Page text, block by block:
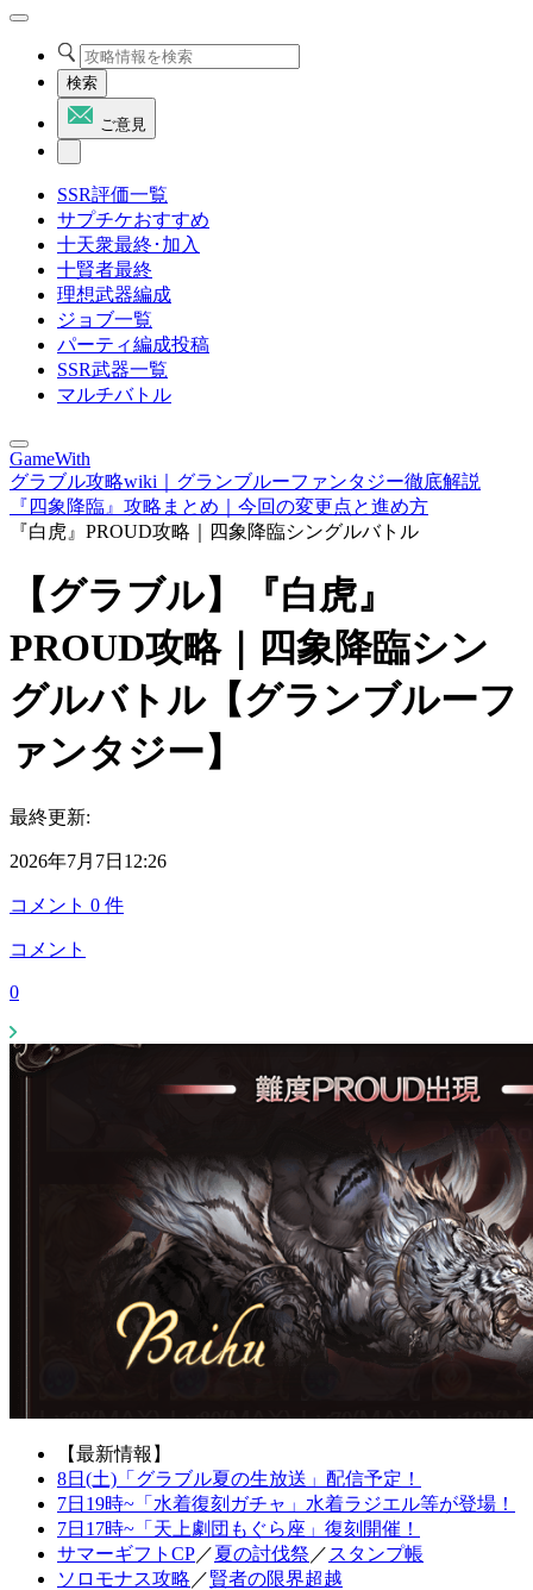
検索
ご意見
SSR評価一覧
サプチケおすすめ
十天衆最終･加入
十賢者最終
理想武器編成
ジョブ一覧
パーティ編成投稿
SSR武器一覧
マルチバトル
GameWith
グラブル攻略wiki｜グランブルーファンタジー徹底解説
『四象降臨』攻略まとめ｜今回の変更点と進め方
『白虎』PROUD攻略｜四象降臨シングルバトル
【グラブル】『白虎』
PROUD攻略｜四象降臨シン
グルバトル【グランブルーフ
ァンタジー】
最終更新:
2026年7月7日12:26
コメント 0 件
コメント
0
【最新情報】
8日(土)「グラブル夏の生放送」配信予定！
7日19時~「水着復刻ガチャ」水着ラジエル等が登場！
7日17時~「天上劇団もぐら座」復刻開催！
サマーギフトCP／夏の討伐祭 ／ スタンプ帳
ソロモナス攻略 ／賢者の限界超越